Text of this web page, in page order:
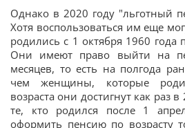
Однако в 2020 году "льготный
Хотя воспользоваться им еще
родились с 1 октября 1960 года
Они имеют право выйти на
месяцев, то есть на полгода
чем женщины, которые
возраста они достигнут как раз
те, кто родился после 1
оформить пенсию по возрасту